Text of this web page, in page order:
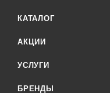
КАТАЛОГ
АКЦИИ
УСЛУГИ
БРЕНДЫ